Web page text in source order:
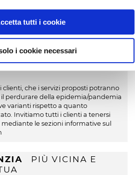
tutti i cookie
i cookie necessari
che i servizi proposti potranno
il perdurare della epidemia/pandemia
varianti rispetto a quanto
Invitiamo tutti i clienti a tenersi
le sezioni informative sul
PIÙ VICINA E